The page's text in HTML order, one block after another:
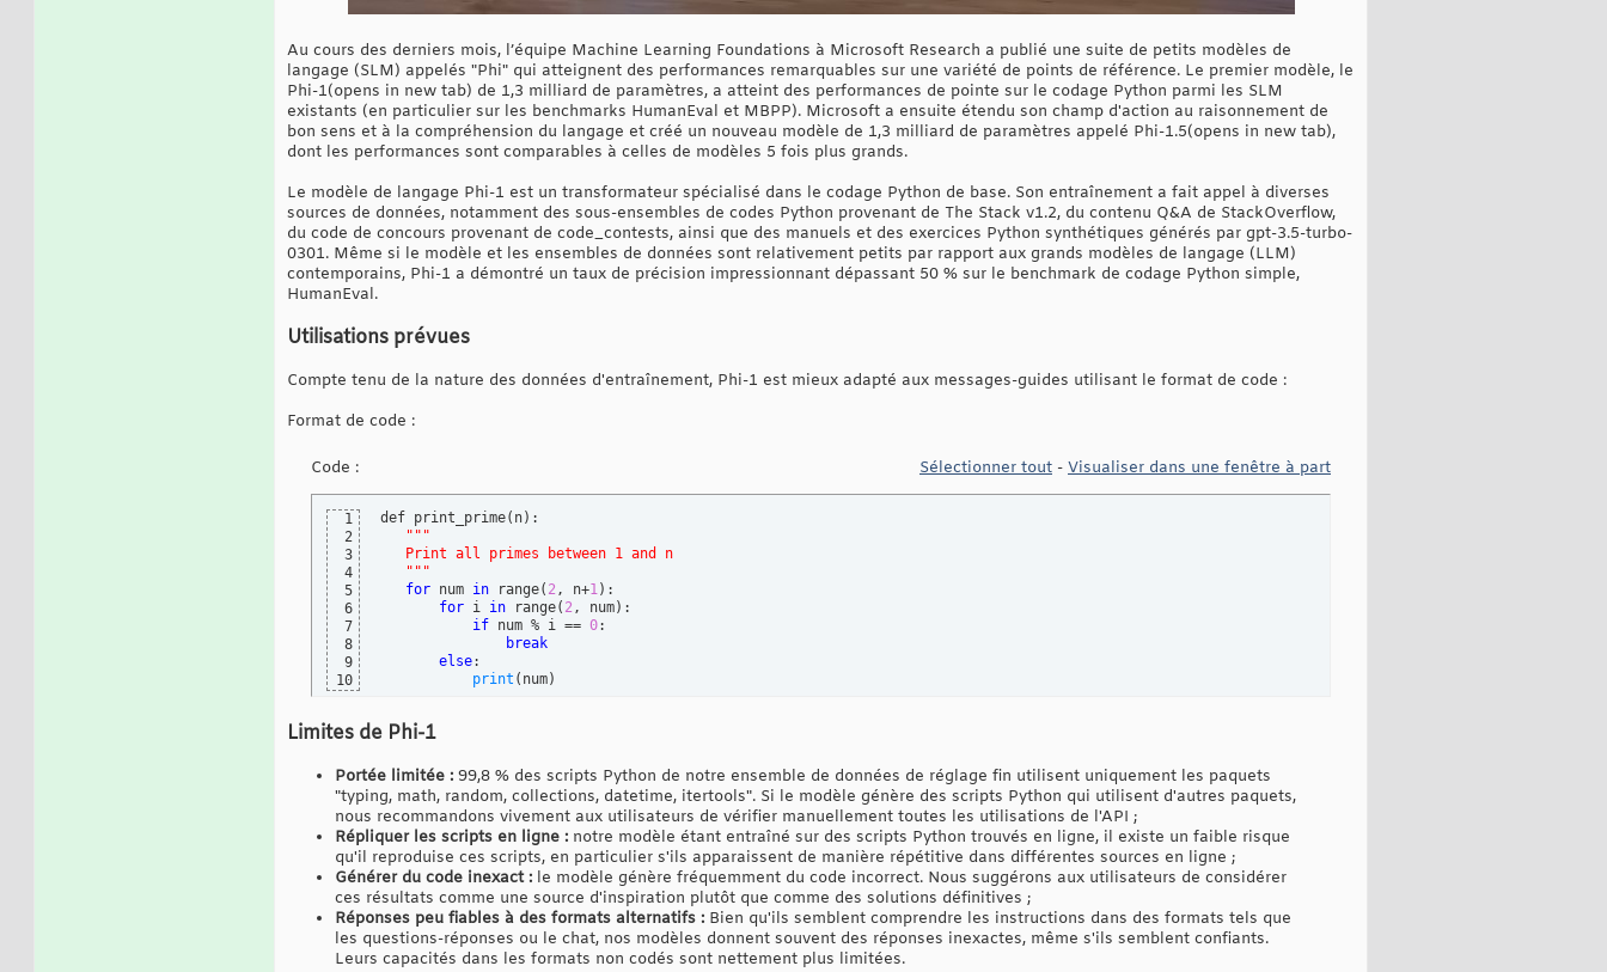
Au cours des derniers mois, l’équipe Machine Learning Foundations à Microsoft Research a publié une suite de petits modèles de
langage (SLM) appelés "Phi" qui atteignent des performances remarquables sur une variété de points de référence. Le premier modèle, le
Phi-1(opens in new tab) de 1,3 milliard de paramètres, a atteint des performances de pointe sur le codage Python parmi les SLM
existants (en particulier sur les benchmarks HumanEval et MBPP). Microsoft a ensuite étendu son champ d'action au raisonnement de
bon sens et à la compréhension du langage et créé un nouveau modèle de 1,3 milliard de paramètres appelé Phi-1.5(opens in new tab),
dont les performances sont comparables à celles de modèles 5 fois plus grands.
Le modèle de langage Phi-1 est un transformateur spécialisé dans le codage Python de base. Son entraînement a fait appel à diverses
sources de données, notamment des sous-ensembles de codes Python provenant de The Stack v1.2, du contenu Q&A de StackOverflow,
du code de concours provenant de code_contests, ainsi que des manuels et des exercices Python synthétiques générés par gpt-3.5-turbo-
0301. Même si le modèle et les ensembles de données sont relativement petits par rapport aux grands modèles de langage (LLM)
contemporains, Phi-1 a démontré un taux de précision impressionnant dépassant 50 % sur le benchmark de codage Python simple,
HumanEval.
Utilisations prévues
Compte tenu de la nature des données d'entraînement, Phi-1 est mieux adapté aux messages-guides utilisant le format de code :
Format de code :
Code : Sélectionner tout - Visualiser dans une fenêtre à part
1
2
3
4
5
6
7
8
9
10
def print_prime( n) :
"" "
   Print all primes between 1 and n
   "
""
for num in range( 2, n+1) :
for i in range( 2, num) :
if num % i == 0:
break
else:
print ( num)
Limites de Phi-1
Portée limitée : 99,8 % des scripts Python de notre ensemble de données de réglage fin utilisent uniquement les paquets
"typing, math, random, collections, datetime, itertools". Si le modèle génère des scripts Python qui utilisent d'autres paquets,
nous recommandons vivement aux utilisateurs de vérifier manuellement toutes les utilisations de l'API ;
Répliquer les scripts en ligne : notre modèle étant entraîné sur des scripts Python trouvés en ligne, il existe un faible risque
qu'il reproduise ces scripts, en particulier s'ils apparaissent de manière répétitive dans différentes sources en ligne ;
Générer du code inexact : le modèle génère fréquemment du code incorrect. Nous suggérons aux utilisateurs de considérer
ces résultats comme une source d'inspiration plutôt que comme des solutions définitives ;
Réponses peu fiables à des formats alternatifs : Bien qu'ils semblent comprendre les instructions dans des formats tels que
les questions-réponses ou le chat, nos modèles donnent souvent des réponses inexactes, même s'ils semblent confiants.
Leurs capacités dans les formats non codés sont nettement plus limitées.